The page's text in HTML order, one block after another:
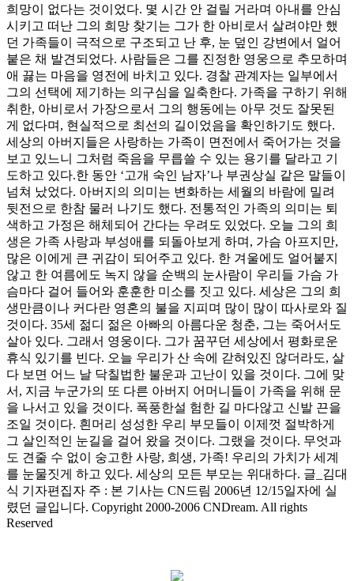
희망이 없다는 것이었다. 몇 시간 안 걸릴 거라며 아내를 안심
시키고 떠난 그의 희망 찾기는 그가 한 아비로서 살려야만 했
던 가족들이 극적으로 구조되고 난 후, 눈 덮인 강변에서 얼어
붙은 채 발견되었다. 사람들은 그를 진정한 영웅으로 추모하며
애 끓는 마음을 영전에 바치고 있다. 경찰 관계자는 일부에서
그의 선택에 제기하는 의구심을 일축한다. 가족을 구하기 위해
취한, 아비로서 가장으로서 그의 행동에는 아무 것도 잘못된
게 없다며, 현실적으로 최선의 길이었음을 확인하기도 했다.
세상의 아버지들은 사랑하는 가족이 면전에서 죽어가는 것을
보고 있느니 그처럼 죽음을 무릅쓸 수 있는 용기를 달라고 기
도하고 있다.한 동안 ‘고개 숙인 남자’나 부권상실 같은 말들이
넘쳐 났었다. 아버지의 의미는 변화하는 세월의 바람에 밀려
뒷전으로 한참 물러 나기도 했다. 전통적인 가족의 의미는 퇴
색하고 가정은 해체되어 간다는 우려도 있었다. 오늘 그의 희
생은 가족 사랑과 부성애를 되돌아보게 하며, 가슴 아프지만,
많은 이에게 큰 귀감이 되어주고 있다. 한 겨울에도 얼어붙지
않고 한 여름에도 녹지 않을 순백의 눈사람이 우리들 가슴 가
슴마다 걸어 들어와 훈훈한 미소를 짓고 있다. 세상은 그의 희
생만큼이나 커다란 영혼의 불을 지피며 많이 많이 따사로와 질
것이다. 35세 젊디 젊은 아빠의 아름다운 청춘, 그는 죽어서도
살아 있다. 그래서 영웅이다. 그가 꿈꾸던 세상에서 평화로운
휴식 있기를 빈다. 오늘 우리가 산 속에 갇혀있진 않더라도, 살
다 보면 어느 날 닥칠법한 불운과 고난이 있을 것이다. 그에 맞
서, 지금 누군가의 또 다른 아버지 어머니들이 가족을 위해 문
을 나서고 있을 것이다. 폭풍한설 험한 길 마다않고 신발 끈을
조일 것이다. 흰머리 성성한 우리 부모들이 이제껏 절박하게
그 살인적인 눈길을 걸어 왔을 것이다. 그랬을 것이다. 무엇과
도 견줄 수 없이 숭고한 사랑, 희생, 가족! 우리의 가치가 세계
를 눈물짓게 하고 있다. 세상의 모든 부모는 위대하다. 글_김대
식 기자편집자 주 : 본 기사는 CN드림 2006년 12/15일자에 실
렸던 글입니다. Copyright 2000-2006 CNDream. All rights
Reserved